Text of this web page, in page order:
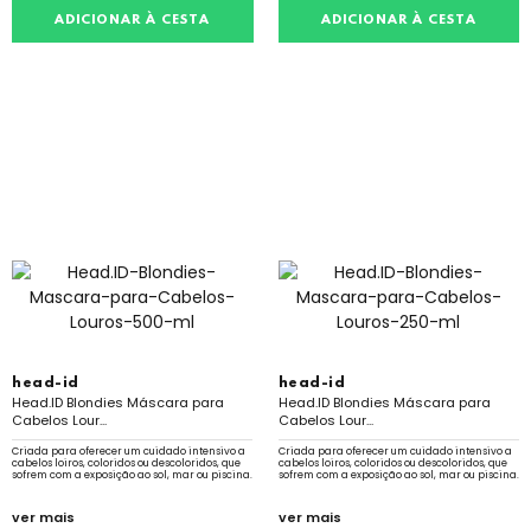
ADICIONAR À CESTA ADICIONAR À CESTA
head-id
Head.ID Blondies Máscara para
Cabelos Lour...
Criada para oferecer um cuidado intensivo a
cabelos loiros, coloridos ou descoloridos, que
sofrem com a exposição ao sol, mar ou piscina.
ver mais
head-id
Head.ID Blondies Máscara para
Cabelos Lour...
Criada para oferecer um cuidado intensivo a
cabelos loiros, coloridos ou descoloridos, que
sofrem com a exposição ao sol, mar ou piscina.
ver mais